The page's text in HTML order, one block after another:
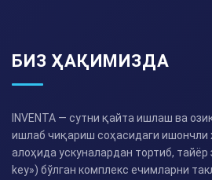
БИЗ ҲАҚИМИЗДА
INVENTA — сутни қайта ишлаш ва
ишлаб чиқариш соҳасидаги ишончли
алоҳида ускуналардан тортиб,
key») бўлган комплекс ечимларни